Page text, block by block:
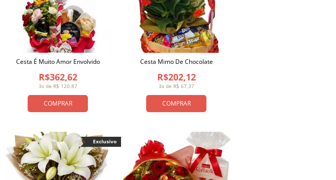
COMPRAR
3x de R$ 120,87
R$362,62
Cesta É Muito Amor Envolvido
COMPRAR
3x de R$ 67,37
R$202,12
Cesta Mimo De Chocolate
Exclusivo